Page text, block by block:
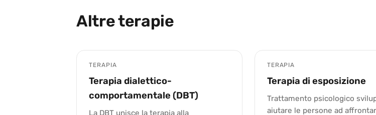
Altre terapie
TERAPIA
Terapia dialettico-
comportamentale (DBT)
La DBT unisce la terapia alla
TERAPIA
Terapia di esposizione
Trattamento psicologico
aiutare le persone ad